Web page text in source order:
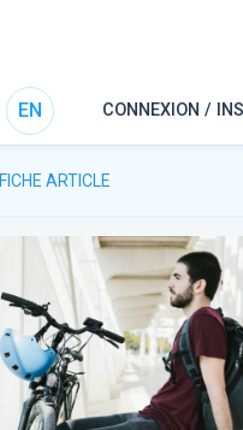
EN CONNEXION /
FICHE ARTICLE